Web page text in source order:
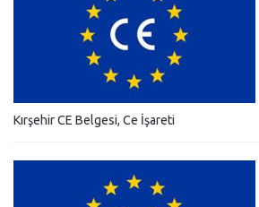
Kırşehir CE Belgesi, Ce İşareti